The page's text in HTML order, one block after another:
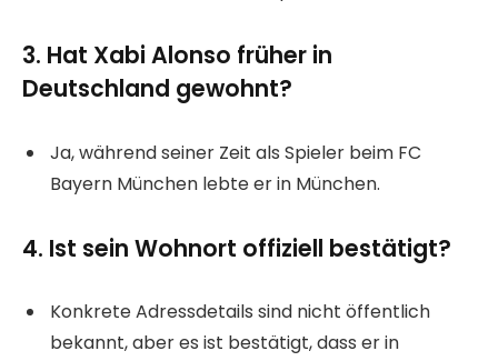
3. Hat Xabi Alonso früher in
Deutschland gewohnt?
Ja, während seiner Zeit als Spieler beim FC
Bayern München lebte er in München.
4. Ist sein Wohnort offiziell bestätigt?
Konkrete Adressdetails sind nicht öffentlich
bekannt, aber es ist bestätigt, dass er in